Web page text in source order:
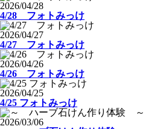
2026/04/28
4/28 フォトみっけ
2026/04/27
4/27 フォトみっけ
2026/04/26
4/26 フォトみっけ
2026/04/25
4/25 フォトみっけ
2026/03/06